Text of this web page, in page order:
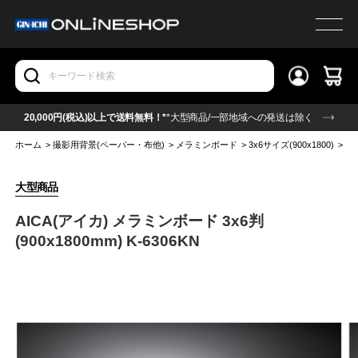
20,000円(税込)以上で送料無料！**大型商品/一部地域への発送は除く
ホーム >撮影用背景(ペーパー・布他) > メラミンボード >3x6サイズ(900x1800) >
大型商品
AICA(アイカ) メラミンボード 3x6判
(900x1800mm) K-6306KN